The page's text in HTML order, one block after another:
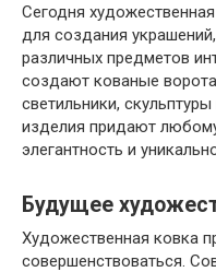
Сегодня
для создания
различных предметов
создают кованые
светильники,
изделия придают
элегантность и
Будущее
Художественная ковка
совершенствоваться.